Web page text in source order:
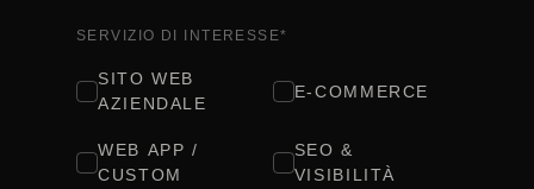
SERVIZIO DI INTERESSE*
SITO WEB
AZIENDALE
E-COMMERCE
WEB APP /
CUSTOM
SEO &
VISIBILITÀ